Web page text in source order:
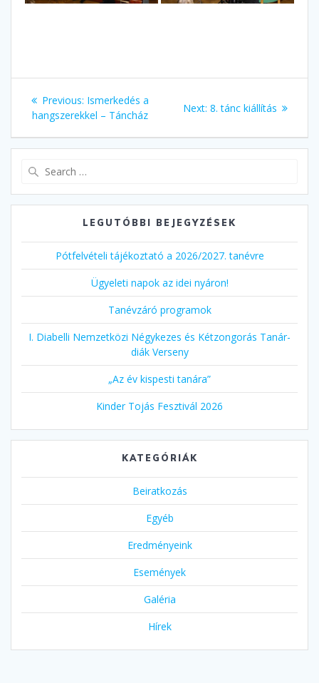
Bejegyzés
navigáció
Previous: Previous
post:
Ismerkedés a
hangszerekkel – Táncház
Next: Next
8. tánc kiállítás
LEGUTÓBBI BEJEGYZÉSEK
Pótfelvételi tájékoztató a 2026/2027. tanévre
Ügyeleti napok az idei nyáron!
Tanévzáró programok
I. Diabelli Nemzetközi Négykezes és Kétzongorás Tanár-
diák Verseny
„Az év kispesti tanára”
Kinder Tojás Fesztivál 2026
KATEGÓRIÁK
Beiratkozás
Egyéb
Eredményeink
Események
Galéria
Hírek